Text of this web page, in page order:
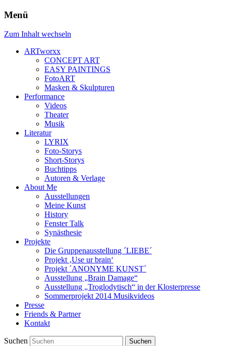
Menü
Zum Inhalt wechseln
ARTworxx
CONCEPT ART
EASY PAINTINGS
FotoART
Masken & Skulpturen
Performance
Videos
Theater
Musik
Literatur
LYRIX
Foto-Storys
Short-Storys
Buchtipps
Autoren & Verlage
About Me
Ausstellungen
Meine Kunst
History
Fenster Talk
Synästhesie
Projekte
Die Gruppenausstellung ´LIEBE´
Projekt ‚Use ur brain‘
Projekt ´ANONYME KUNST´
Ausstellung „Brain Damage“
Ausstellung „Troglodytisch“ in der Klosterpresse
Sommerprojekt 2014 Musikvideos
Presse
Friends & Partner
Kontakt
Suchen